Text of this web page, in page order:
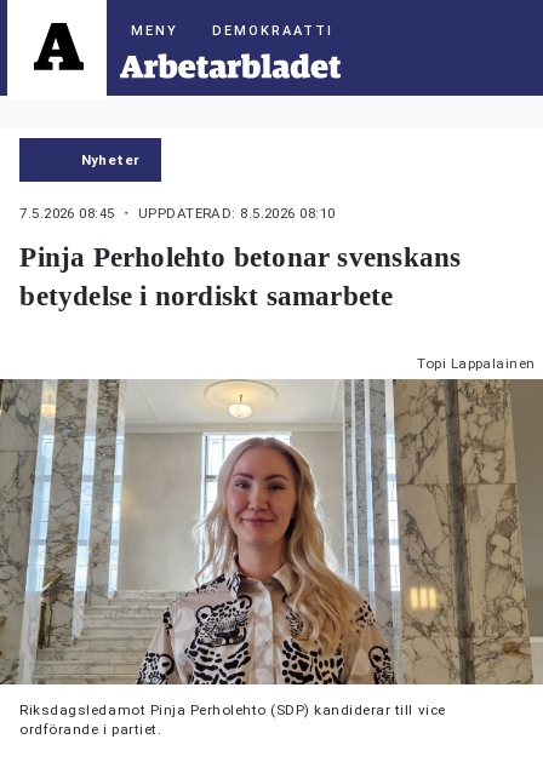
DEMOKRAATTI
Nyheter
7.5.2026 08:45 ・ UPPDATERAD: 8.5.2026 08:10
Pinja Perholehto betonar svenskans
betydelse i nordiskt samarbete
Topi Lappalainen
Riksdagsledamot Pinja Perholehto (SDP) kandiderar till vice
ordförande i partiet.